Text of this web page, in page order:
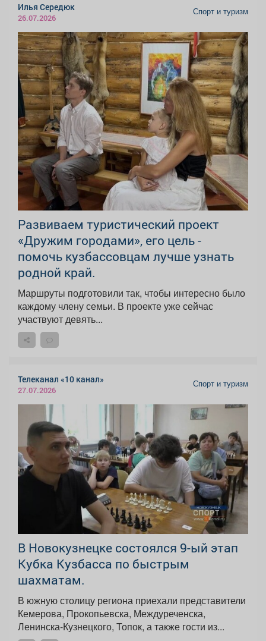
Илья Середюк
26.07.2026
Спорт и туризм
Развиваем туристический проект
«Дружим городами», его цель -
помочь кузбассовцам лучше узнать
родной край.
Маршруты подготовили так, чтобы интересно было
каждому члену семьи. В проекте уже сейчас
участвуют девять...
Телеканал «10 канал»
27.07.2026
Спорт и туризм
В Новокузнецке состоялся 9-ый этап
Кубка Кузбасса по быстрым
шахматам.
В южную столицу региона приехали представители
Кемерова, Прокопьевска, Междуреченска,
Ленинска-Кузнецкого, Топок, а также гости из...